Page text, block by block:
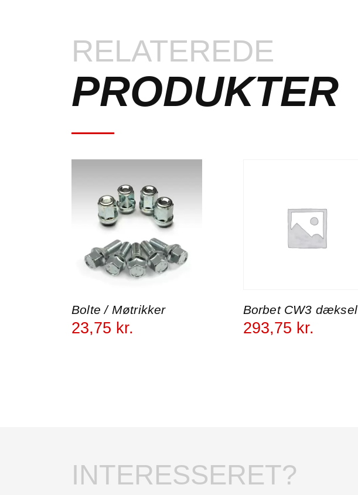
RELATEREDE
PRODUKTER
Bolte / Møtrikker
23,75 kr.
Borbet CW3 dæksel
293,75 kr.
INTERESSERET?